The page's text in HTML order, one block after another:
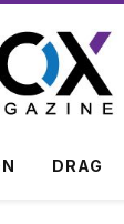
DRAG